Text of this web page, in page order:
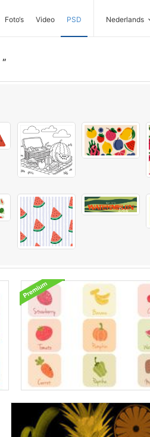
Foto‘s Video PSD Nederlands